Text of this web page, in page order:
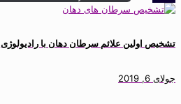
تشخیص اولین علائم سرطان دهان با رادیولوژی
جولای 6, 2019